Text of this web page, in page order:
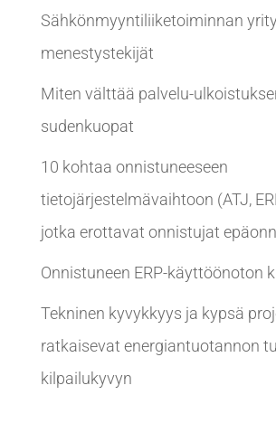
Sähkönmyyntiliiketoiminnan
menestystekijät
Miten välttää palvelu-
sudenkuopat
10 kohtaa onnistuneeseen
tietojärjestelmävaihtoon (ATJ,
jotka erottavat onnistujat
Onnistuneen ERP-käyttöönoton
Tekninen kyvykkyys ja kypsä
ratkaisevat energiantuotannon
kilpailukyvyn